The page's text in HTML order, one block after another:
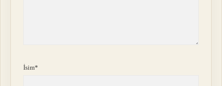
İsim*